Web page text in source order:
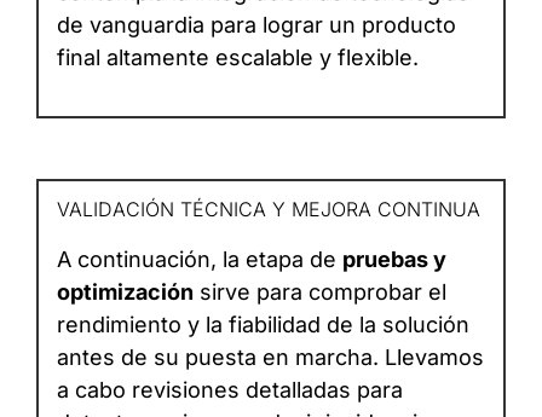
de vanguardia para lograr un producto
final altamente escalable y flexible.
VALIDACIÓN TÉCNICA Y MEJORA CONTINUA
A continuación, la etapa de pruebas y
optimización sirve para comprobar el
rendimiento y la fiabilidad de la solución
antes de su puesta en marcha. Llevamos
a cabo revisiones detalladas para